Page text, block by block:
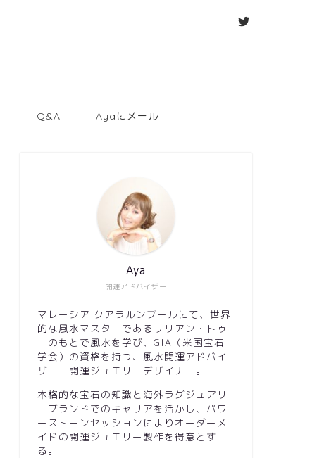
Q&A Ayaにメール
開運アドバイザー
Aya
マレーシア クアラルンプールにて、世界
的な風水マスターであるリリアン・トゥ
ーのもとで風水を学び、GIA（米国宝石
学会）の資格を持つ、風水開運アドバイ
ザー・開運ジュエリーデザイナー。
本格的な宝石の知識と海外ラグジュアリ
ーブランドでのキャリアを活かし、パワ
ーストーンセッションによりオーダーメ
イドの開運ジュエリー製作を得意とす
る。